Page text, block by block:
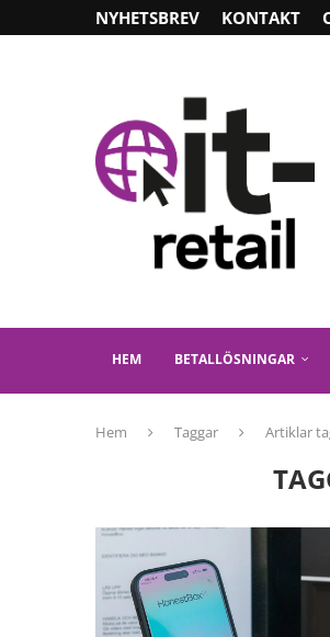
NYHETSBREV KONTAKT
HEM BETALLÖSNINGAR
Hem Taggar Artiklar